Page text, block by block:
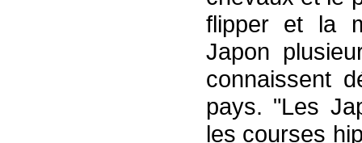
flipper et la
Japon
connaissent
pays. "Les
les courses